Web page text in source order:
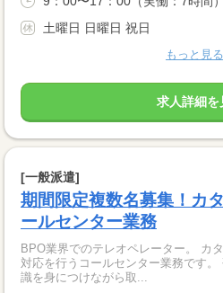
土曜日 日曜日 祝日
もっと見る
求人詳細を
[一般派遣]
期間限定複数名募集！カ
ールセンター業務
BPO業界でのテレオペレーター。 カ
対応を行うコールセンター業務です
識を身につけながら取...